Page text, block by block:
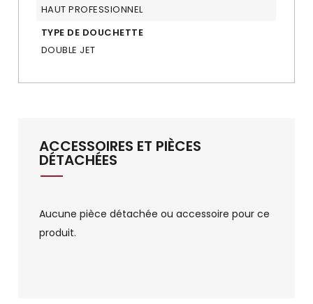
HAUT PROFESSIONNEL
TYPE DE DOUCHETTE
DOUBLE JET
ACCESSOIRES ET PIÈCES
DÉTACHÉES
Aucune pièce détachée ou accessoire pour ce
produit.